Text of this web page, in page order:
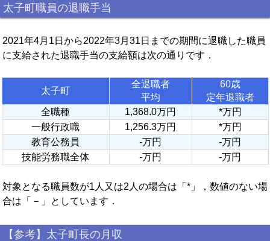
太子町職員の退職手当
2021年4月1日から2022年3月31日までの期間に退職した職員
に支給された退職手当の支給額は次の通りです．
太子町
全退職者
平均
60歳
定年退職者
全職種
1,368.0万円
*万円
一般行政職
1,256.3万円
*万円
教育公務員
-万円
-万円
技能労務職全体
-万円 -万円
対象となる職員数が1人又は2人の場合は「*」，数値のない場
合は「－」としています．
【参考】太子町長の月収